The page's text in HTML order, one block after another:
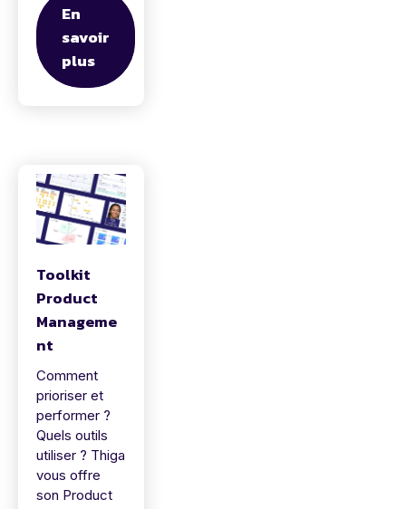
En
savoir
plus
Toolkit
Product
Manageme
nt
Comment
prioriser et
performer ?
Quels outils
utiliser ? Thiga
vous offre
son Product